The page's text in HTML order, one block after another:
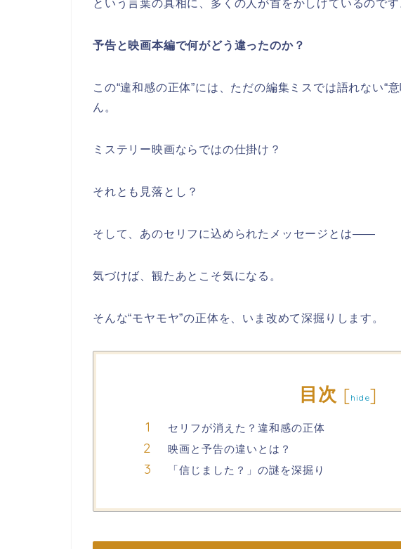
という言葉の真相に、多くの人が首をかしげているのです
予告と映画本編で何がどう違ったのか？
この“違和感の正体”には、ただの編集ミスでは語れない“
ん。
ミステリー映画ならではの仕掛け？
それとも見落とし？
そして、あのセリフに込められたメッセージとは――
気づけば、観たあとこそ気になる。
そんな“モヤモヤ”の正体を、いま改めて深掘りします。
目次 [hide]
セリフが消えた？違和感の正体
映画と予告の違いとは？
「信じました？」の謎を深掘り